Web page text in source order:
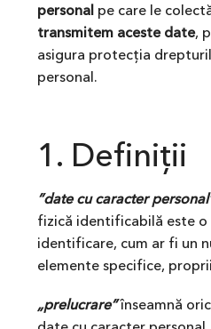
personalpe care le
transmitem aceste date,
asigura protecția
personal.
1. Definiții
”date cu caracter
fizică identificabilă este
identificare, cum ar fi un
elemente specifice,
„prelucrare”înseamnă